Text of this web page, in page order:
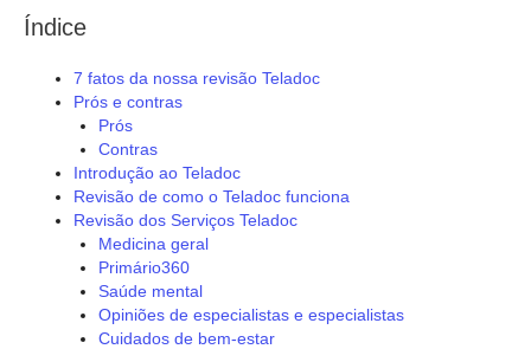
Índice
7 fatos da nossa revisão Teladoc
Prós e contras
Prós
Contras
Introdução ao Teladoc
Revisão de como o Teladoc funciona
Revisão dos Serviços Teladoc
Medicina geral
Primário360
Saúde mental
Opiniões de especialistas e especialistas
Cuidados de bem-estar